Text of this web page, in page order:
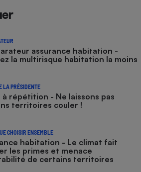
assurance habitation -
la multirisque habitation la moins
LA PRÉSIDENTE
à répétition - Ne laissons pas
territoires couler !
CHOISIR ENSEMBLE
habitation - Le climat fait
les primes et menace
de certains territoires